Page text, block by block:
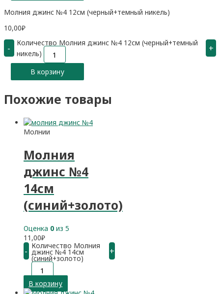
Молния джинс №4 12см (черный+темный никель)
10,00₽
-
Количество Молния джинс №4 12см (черный+темный
никель)
+
В корзину
Похожие товары
Молнии
Молния
джинс №4
14см
(синий+золото)
Оценка 0 из 5
11,00₽
- Количество Молния
джинс №4 14см
(синий+золото)
+
В корзину